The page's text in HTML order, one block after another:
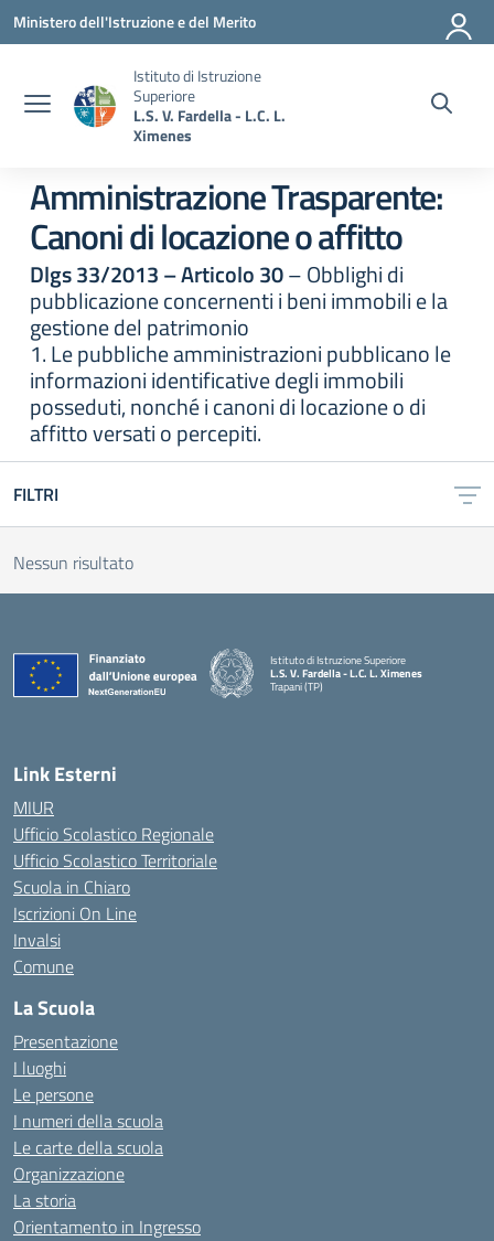
Vai ai contenuti
Vai al menu di navigazione
Vai al footer
Ministero dell'Istruzione e del Merito
Istituto di Istruzione
Superiore
L.S. V. Fardella - L.C. L.
Ximenes
Amministrazione Trasparente:
Canoni di locazione o affitto
Dlgs 33/2013 – Articolo 30– Obblighi di
pubblicazione concernenti i beni immobili e la
gestione del patrimonio
1. Le pubbliche amministrazioni pubblicano le
informazioni identificative degli immobili
posseduti, nonché i canoni di locazione o di
affitto versati o percepiti.
FILTRI
Nessun risultato
Istituto di Istruzione Superiore
L.S. V. Fardella - L.C. L. Ximenes
Trapani (TP)
Link Esterni
MIUR
Ufficio Scolastico Regionale
Ufficio Scolastico Territoriale
Scuola in Chiaro
Iscrizioni On Line
Invalsi
Comune
La Scuola
Presentazione
I luoghi
Le persone
I numeri della scuola
Le carte della scuola
Organizzazione
La storia
Orientamento in Ingresso